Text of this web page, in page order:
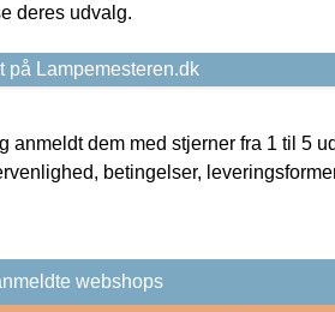
deres udvalg.
på Lampemesteren.dk
dem med stjerner fra 1 til 5
betingelser,
webshops